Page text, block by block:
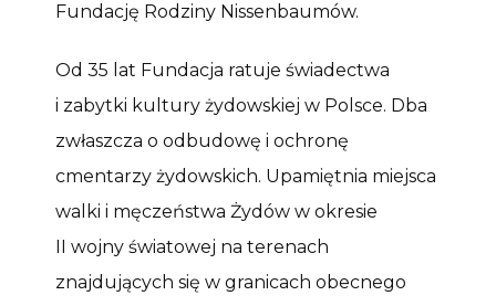
Fundację Rodziny Nissenbaumów.
Od 35 lat Fundacja ratuje świadectwa
i zabytki kultury żydowskiej w Polsce. Dba
zwłaszcza o odbudowę i ochronę
cmentarzy żydowskich. Upamiętnia miejsca
walki i męczeństwa Żydów w okresie
II wojny światowej na terenach
znajdujących się w granicach obecnego